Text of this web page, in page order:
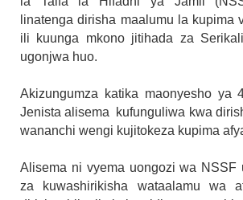
linatenga dirisha maalumu la kupima
ili kuunga mkono jitihada za
ugonjwa huo.
Akizungumza katika maonyesho ya
Jenista alisema kufunguliwa kwa
wananchi wengi kujitokeza kupima
Alisema ni vyema uongozi wa NSSF
za kuwashirikisha wataalamu wa